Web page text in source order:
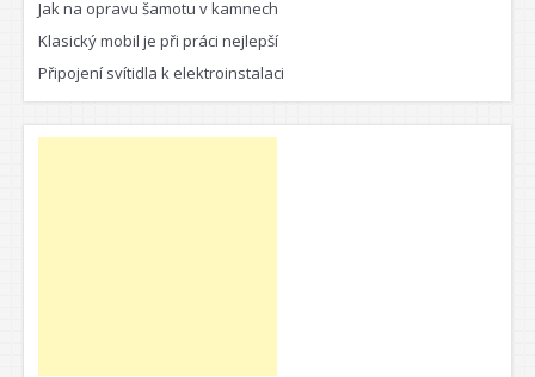
Jak na opravu šamotu v kamnech
Klasický mobil je při práci nejlepší
Připojení svítidla k elektroinstalaci